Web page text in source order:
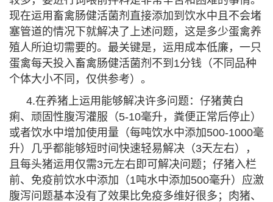
现在运用畜禽肠健活菌剂直接添加到饮水中且不会堵
塞管道的情况下就解决了上述问题，这是多少蛋禽养
殖人所迫切需要的。最关键是，运用成本低廉，一只
蛋禽每天投入畜禽肠健活菌剂不到1分钱（不同品种
个体大小不同，仅供参考）。
4.在养猪上运用能够解决许多问题：仔猪黄白
痢、顽固性腹泻灌服（5-10毫升，粪便正常后停止）
或者饮水中增加使用量（每吨饮水中添加500-1000毫
升）几乎都能够短时间快速轻易解决（3天左右），
且每头猪运用仅需3元左右即可解决问题；仔猪入栏
前、免疫前饮水中添加（1吨水中添加500毫升）应激
腹泻问题基本没有了效果比免疫多维好很多；肉猪、